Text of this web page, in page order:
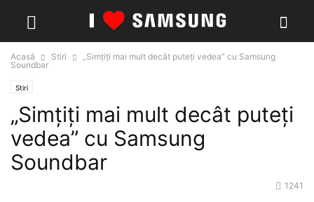
Acasă Stiri
„Simțiți mai mult decât puteți vedea” cu Samsung
Soundbar
Stiri
„Simțiți mai mult decât puteți
vedea” cu Samsung
Soundbar
1241